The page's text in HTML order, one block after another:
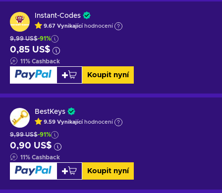
Instant-Codes
9.67 Vynikající hodnocení
9,99 US$-91%
0,85 US$
11% Cashback
Koupit nyní
BestKeys
9.59 Vynikající hodnocení
9,99 US$-91%
0,90 US$
11% Cashback
Koupit nyní